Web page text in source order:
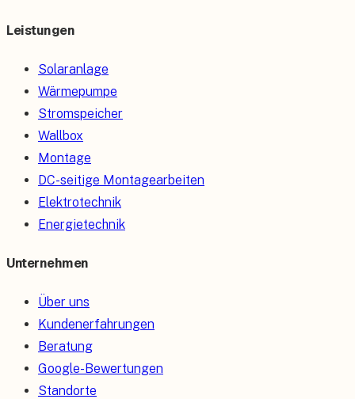
Leistungen
Solaranlage
Wärmepumpe
Stromspeicher
Wallbox
Montage
DC-seitige Montagearbeiten
Elektrotechnik
Energietechnik
Unternehmen
Über uns
Kundenerfahrungen
Beratung
Google-Bewertungen
Standorte